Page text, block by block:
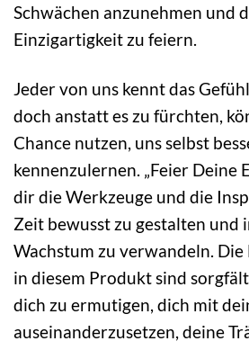
Schwächen anzunehmen und
Einzigartigkeit zu feiern.
Jeder von uns kennt das
doch anstatt es zu fürchten,
Chance nutzen, uns selbst
kennenzulernen. „Feier Deine
dir die Werkzeuge und die
Zeit bewusst zu gestalten und
Wachstum zu verwandeln. Die
in diesem Produkt sind
dich zu ermutigen, dich mit
auseinanderzusetzen, deine